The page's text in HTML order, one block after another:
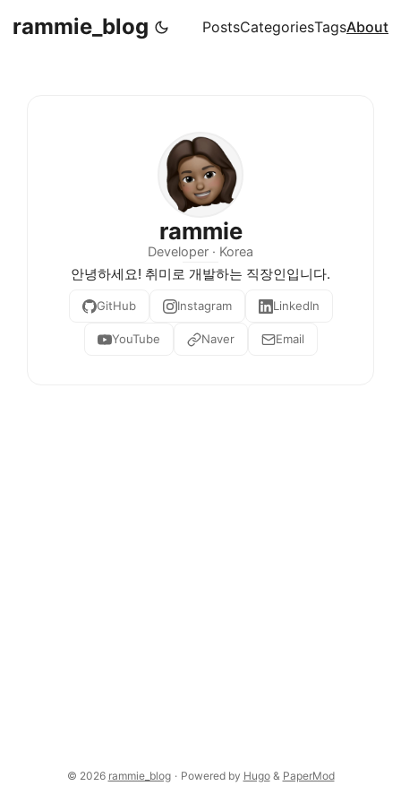
rammie_blog PostsCategoriesTagsAbout
rammie
Developer · Korea
안녕하세요! 취미로 개발하는 직장인입니다.
GitHub Instagram LinkedIn
YouTube Naver Email
© 2026 rammie_blog · Powered by Hugo& PaperMod